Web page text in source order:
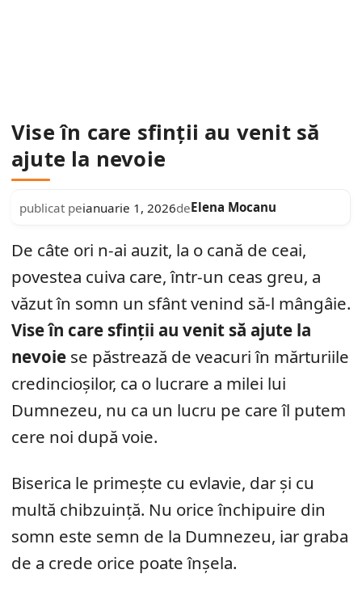
Vise în care sfinții au venit să
ajute la nevoie
publicat peianuarie 1, 2026deElena Mocanu
De câte ori n-ai auzit, la o cană de ceai,
povestea cuiva care, într-un ceas greu, a
văzut în somn un sfânt venind să-l mângâie.
Vise în care sfinții au venit să ajute la
nevoie se păstrează de veacuri în mărturiile
credincioșilor, ca o lucrare a milei lui
Dumnezeu, nu ca un lucru pe care îl putem
cere noi după voie.
Biserica le primește cu evlavie, dar și cu
multă chibzuință. Nu orice închipuire din
somn este semn de la Dumnezeu, iar graba
de a crede orice poate înșela.